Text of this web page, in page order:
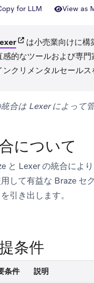
for LLM View as
(opens in new tab)
は小売業向けに構
感的なツールおよび専
ンクリメンタルセールス
合は Lexer によって
について
と Lexer の統合によ
して有益な Braze セ
引き出します。
条件
条件 説明